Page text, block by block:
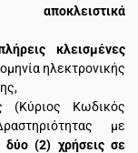
αποκλειστικά
κλεισμένες
ηλεκτρονικής
(Κύριος Κωδικός
με
δύο (2) χρήσεις σε